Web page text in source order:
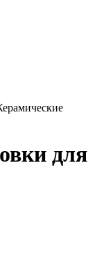
для